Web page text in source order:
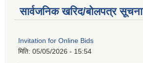
सार्वजनिक खरिद/बोलपत्र सूचना
Invitation for Online Bids
मिति: 05/05/2026 - 15:54